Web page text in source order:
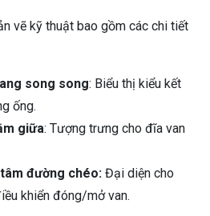
vẽ kỹ thuật bao gồm các chi tiết
song song: Biểu thị kiểu kết
ống.
giữa: Tượng trưng cho đĩa van
đường chéo: Đại diện cho
khiển đóng/mở van.